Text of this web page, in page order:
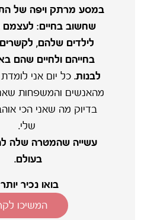
במסע מרתק ויפה של
שחשוב בחיים: לעצמם
לילדים שלהם,
בחייהם ולחיים שהם
לבנות. כל יום אני
מהאנשים והמשפחות
בדיוק מה שאני הכי
שלי.
עשייה שהמטרה שלה
בעולם.
בואו נכיר
המשיכו